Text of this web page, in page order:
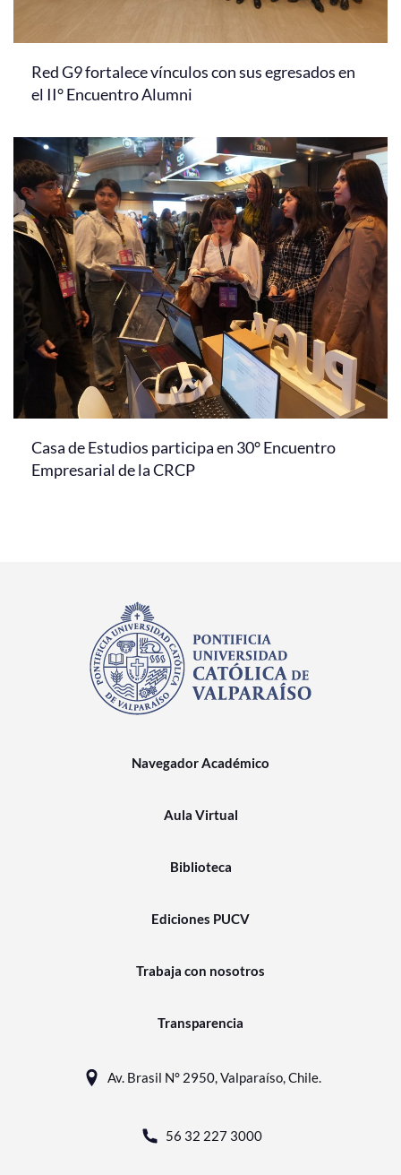
Red G9 fortalece vínculos con sus egresados en
el II° Encuentro Alumni
Casa de Estudios participa en 30° Encuentro
Empresarial de la CRCP
Navegador Académico
Aula Virtual
Biblioteca
Ediciones PUCV
Trabaja con nosotros
Transparencia
Av. Brasil N° 2950, Valparaíso, Chile.
56 32 227 3000